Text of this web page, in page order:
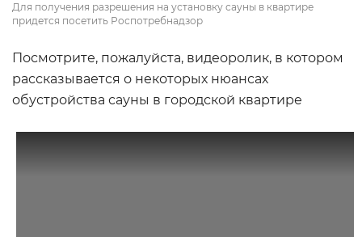
Для получения разрешения на установку сауны в квартире
придется посетить Роспотребнадзор
Посмотрите, пожалуйста, видеоролик, в котором
рассказывается о некоторых нюансах
обустройства сауны в городской квартире